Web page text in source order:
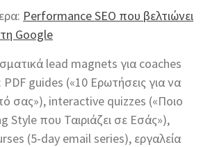
Performance SEO που βελτιώνει
Google
lead magnets για coaches
guides («10 Ερωτήσεις για να
σας»), interactive quizzes («Ποιο
Style που Ταιριάζει σε Εσάς»),
(5-day email series), εργαλεία